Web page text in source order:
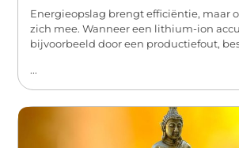
Energieopslag brengt efficiëntie, maar
zich mee. Wanneer een lithium-ion
bijvoorbeeld door een productiefout,
...